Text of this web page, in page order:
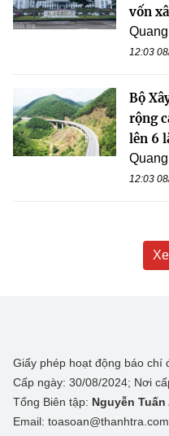
vốn
12:03
Bộ
rộng
lên 6
12:03
Giấy phép hoạt động báo chí
Cấp ngày: 30/08/2024; Nơi
Tổng Biên tập: Nguyễn Tuấn
Email: